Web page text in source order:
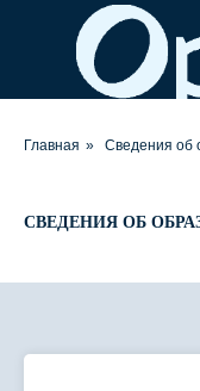
Главная » Сведения об
СВЕДЕНИЯ ОБ